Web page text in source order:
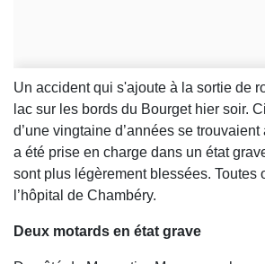
Un accident qui s'ajoute à la sortie de
lac sur les bords du Bourget hier soir.
d’une vingtaine d’années se
a été prise en charge dans un état
sont plus légèrement blessées. Toutes
l’hôpital de Chambéry.
Deux motards en état grave